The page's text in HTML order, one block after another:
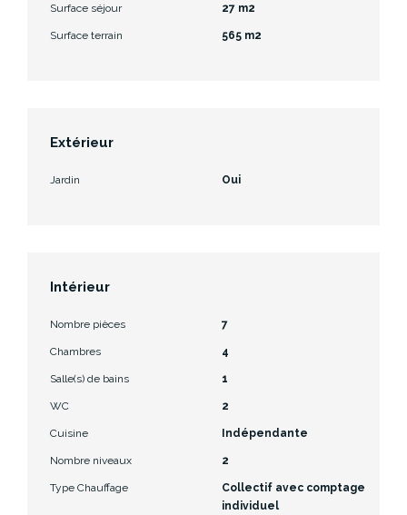
Surface séjour 27 m2
Surface terrain 565 m2
Extérieur
Jardin Oui
Intérieur
Nombre pièces 7
Chambres 4
Salle(s) de bains 1
WC 2
Cuisine Indépendante
Nombre niveaux 2
Type Chauffage
Collectif avec comptage
individuel